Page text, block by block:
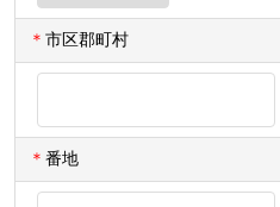
＊市区郡町村
＊番地